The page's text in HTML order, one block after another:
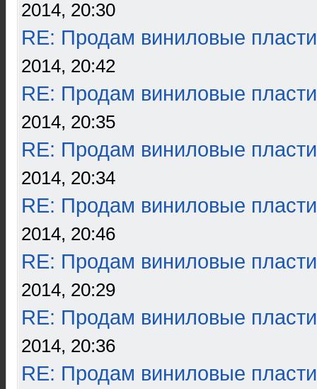
2014, 20:30
RE: Продам виниловые
2014, 20:42
RE: Продам виниловые
2014, 20:35
RE: Продам виниловые
2014, 20:34
RE: Продам виниловые
2014, 20:46
RE: Продам виниловые
2014, 20:29
RE: Продам виниловые
2014, 20:36
RE: Продам виниловые